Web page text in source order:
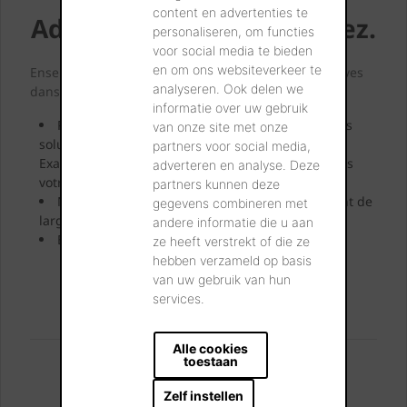
content en advertenties te
personaliseren, om functies
voor social media te bieden
en om ons websiteverkeer te
analyseren. Ook delen we
informatie over uw gebruik
van onze site met onze
partners voor social media,
adverteren en analyse. Deze
partners kunnen deze
gegevens combineren met
andere informatie die u aan
ze heeft verstrekt of die ze
hebben verzameld op basis
van uw gebruik van hun
services.
Alle cookies
toestaan
Zelf instellen
Admirez. Rêvez. Choisissez.
Ensemble, nous concrétiserons littéralement vos rêves
dans nos showrooms.
Passez nous voir et laissez-vous inspirer par nos
solutions innovantes pour une façade élégante.
Examinez-les, saisissez-les et touchez de vos doigts
votre future façade.
Nos conseillers en showroom vous prodigueront de
larges conseils experts.
Emportez vos échantillons préférés.
VISITEZ NOS SHOWROOMS
Vous pouvez nous trouver:
Londerzeel